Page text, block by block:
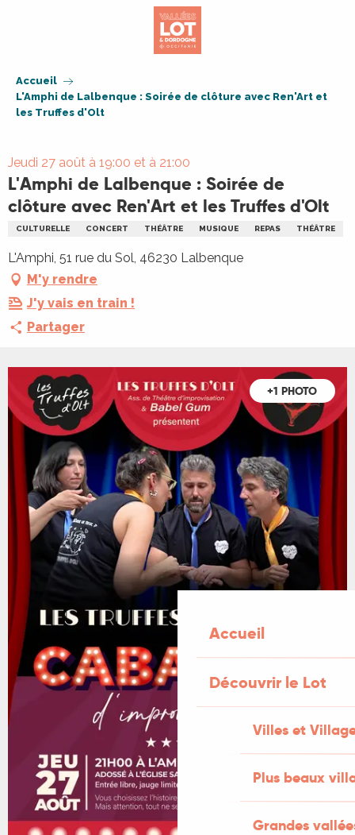
Accueil
Découvrir le Lot
Villes et
Plus beaux
Grandes
Accueil
L'Amphi de Lalbenque : Soirée de clôture avec Ren'Art et
les Truffes d'Olt
Jeudi 27 août à 19:00 et à 21:00
L'Amphi de Lalbenque : Soirée de
clôture avec Ren'Art et les Truffes d'Olt
CULTURELLE CONCERT THÉÂTRE MUSIQUE REPAS THÉÂTRE
L'Amphi, 51 rue du Sol, 46230 Lalbenque
M'y rendre
J'y vais en train !
Partager
+1 PHOTO